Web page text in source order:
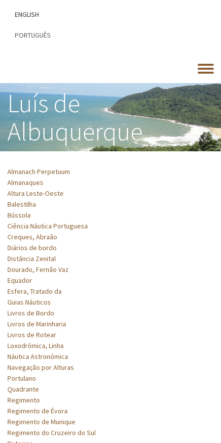
conteúdo
ENGLISH
PORTUGUÊS
Toggle
menu
Luís de
Albuquerque
Almanach Perpetuum
Almanaques
Altura Leste-Oeste
Balestilha
Bússola
Ciência Náutica Portuguesa
Creques, Abraão
Diários de bordo
Distância Zenital
Dourado, Fernão Vaz
Equador
Esfera, Tratado da
Guias Náuticos
Livros de Bordo
Livros de Marinharia
Livros de Rotear
Loxodrómica, Linha
Náutica Astronómica
Navegação por Alturas
Portulano
Quadrante
Regimento
Regimento de Évora
Regimento de Munique
Regimento do Cruzeiro do Sul